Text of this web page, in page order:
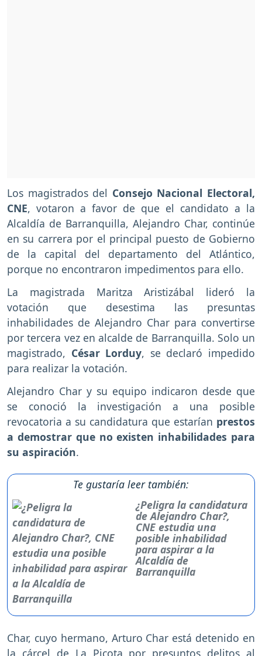
Los magistrados del Consejo Nacional Electoral,
CNE, votaron a favor de que el candidato a la
Alcaldía de Barranquilla, Alejandro Char, continúe
en su carrera por el principal puesto de Gobierno
de la capital del departamento del Atlántico,
porque no encontraron impedimentos para ello.
La magistrada Maritza Aristizábal lideró la
votación que desestima las presuntas
inhabilidades de Alejandro Char para convertirse
por tercera vez en alcalde de Barranquilla. Solo un
magistrado, César Lorduy, se declaró impedido
para realizar la votación.
Alejandro Char y su equipo indicaron desde que
se conoció la investigación a una posible
revocatoria a su candidatura que estarían prestos
a demostrar que no existen inhabilidades para
su aspiración.
Te gustaría leer también:
¿Peligra la candidatura
de Alejandro Char?,
CNE estudia una
posible inhabilidad
para aspirar a la
Alcaldía de
Barranquilla
Char, cuyo hermano, Arturo Char está detenido en
la cárcel de La Picota por presuntos delitos al